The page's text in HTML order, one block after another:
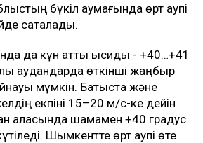
бүкіл аумағында өрт қаупі
сақталады.
да күн қатты ысиды - +40…+41
аудандарда өткінші жаңбыр
мүмкін. Батыста және
екпіні 15–20 м/с-ке дейін
қаласында шамамен +40 градус
Шымкентте өрт қаупі өте